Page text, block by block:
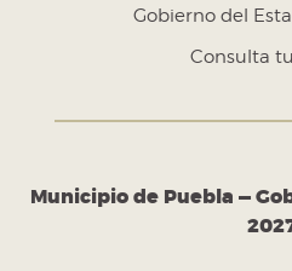
Gobierno del
Consulta
Municipio de Puebla —